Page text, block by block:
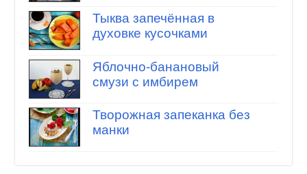
Тыква запечённая в
духовке кусочками
Яблочно-банановый
смузи с имбирем
Творожная запеканка без
манки